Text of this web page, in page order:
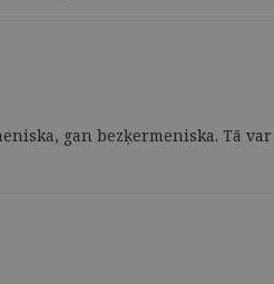
gan bezķermeniska. Tā